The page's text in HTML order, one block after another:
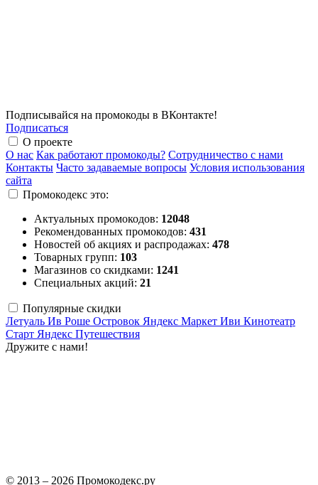
Подписывайся на промокоды в ВКонтакте!
Подписаться
О проекте
О нас Как работают промокоды? Сотрудничество с нами
Контакты Часто задаваемые вопросы Условия использования
сайта
Промокодекс это:
Актуальных промокодов: 12048
Рекомендованных промокодов: 431
Новостей об акциях и распродажах: 478
Товарных групп: 103
Магазинов со скидками: 1241
Специальных акций: 21
Популярные скидки
Летуаль Ив Роше Островок Яндекс Маркет Иви Кинотеатр
Старт Яндекс Путешествия
Дружите с нами!
© 2013 – 2026 Промокодекс.ру